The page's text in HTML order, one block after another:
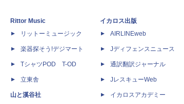
Rittor Music
リットーミュージック
楽器探そう!デジマート
TシャツPOD T-OD
立東舎
山と溪谷社
イカロス出版
AIRLINEweb
Jディフェンスニュース
通訳翻訳ジャーナル
JレスキューWeb
イカロスアカデミー